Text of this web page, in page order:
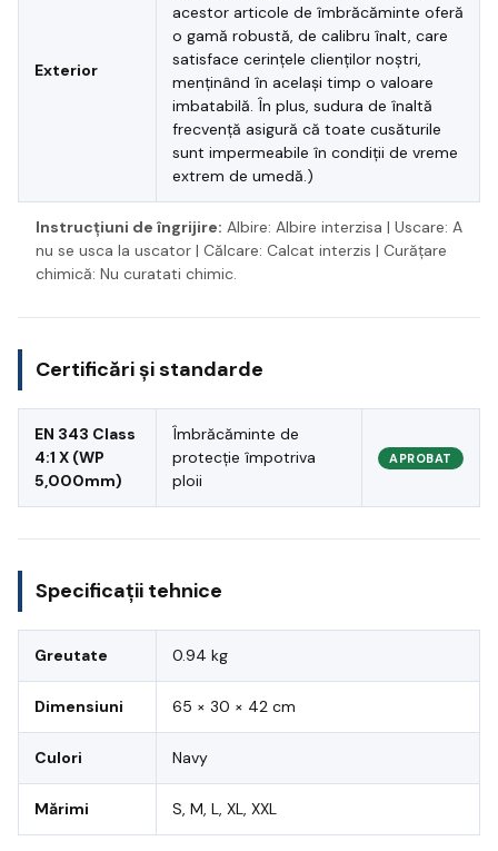
Exterior
acestor articole de îmbrăcăminte oferă
o gamă robustă, de calibru înalt, care
satisface cerințele clienților noștri,
menținând în același timp o valoare
imbatabilă. În plus, sudura de înaltă
frecvență asigură că toate cusăturile
sunt impermeabile în condiții de vreme
extrem de umedă.)
Instrucțiuni de îngrijire: Albire: Albire interzisa | Uscare: A
nu se usca la uscator | Călcare: Calcat interzis | Curățare
chimică: Nu curatati chimic.
Certificări și standarde
EN 343 Class
4:1 X (WP
5,000mm)
Îmbrăcăminte de
protecție împotriva
ploii
APROBAT
Specificații tehnice
Greutate 0.94 kg
Dimensiuni 65 × 30 × 42 cm
Culori Navy
Mărimi S, M, L, XL, XXL